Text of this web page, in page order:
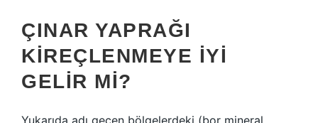
ÇINAR YAPRAĞI
KIREÇLENMEYE IYI
GELIR MI?
Yukarıda adı geçen bölgelerdeki (bor mineral